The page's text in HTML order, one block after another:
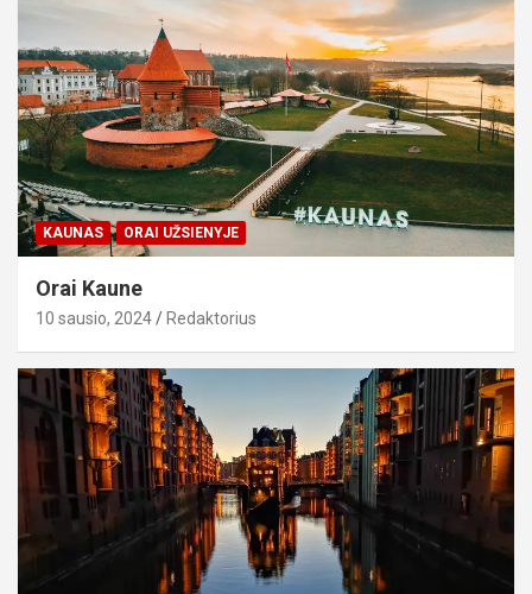
KAUNAS ORAI UŽSIENYJE
Orai Kaune
10 sausio, 2024 Redaktorius